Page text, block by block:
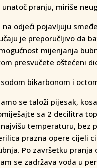
pranju, miriše
odjeći pojavljuju
je preporučljivo da
mijenjanja
presvučete oštećeni
bikarbonom i
se taloži pijesak,
sa 2 decilitra
temperaturu, bez
prazna opere cijeli
Po završetku
se zadržava voda u